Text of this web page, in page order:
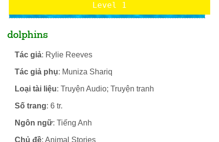
Level 1
dolphins
Tác giả: Rylie Reeves
Tác giả phụ: Muniza Shariq
Loại tài liệu: Truyện Audio; Truyện tranh
Số trang: 6 tr.
Ngôn ngữ: Tiếng Anh
Chủ đề: Animal Stories